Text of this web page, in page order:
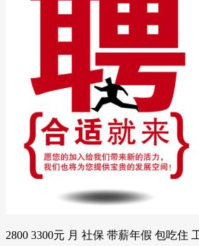
2800 3300元 月 社保 带薪年假 包吃住